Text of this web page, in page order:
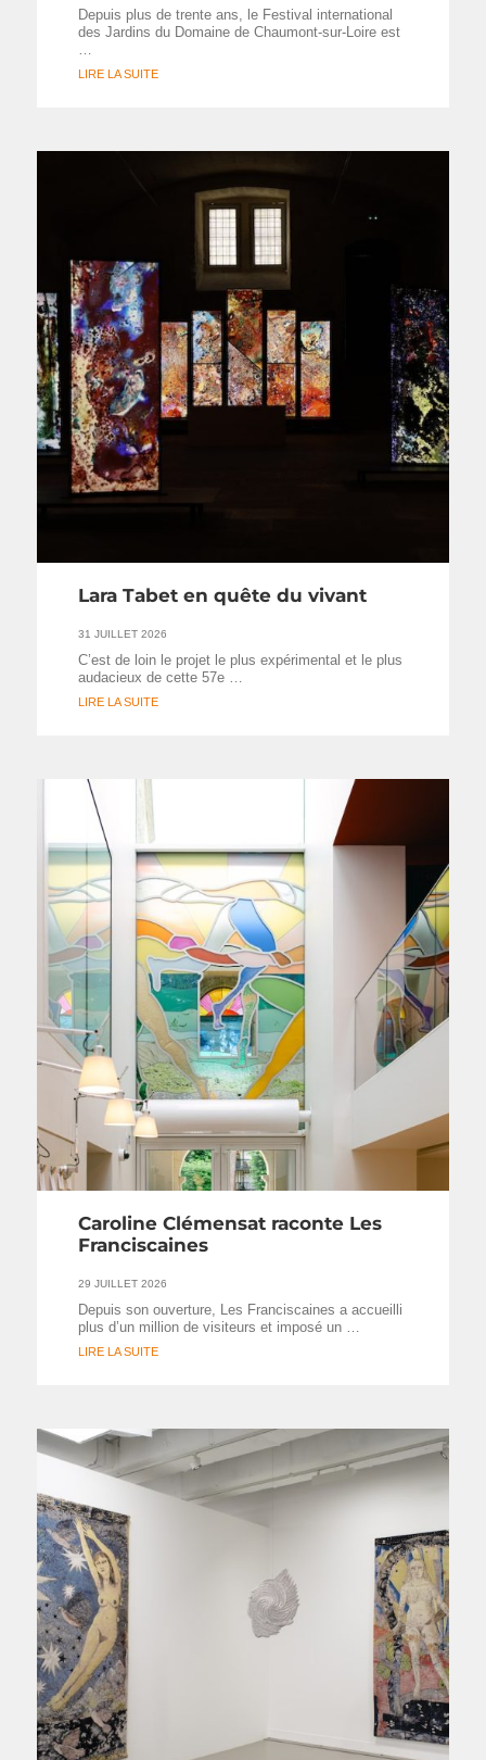
Depuis plus de trente ans, le Festival international
des Jardins du Domaine de Chaumont-sur-Loire est
LIRE LA SUITE
Lara Tabet en quête du vivant
31 JUILLET 2026
C’est de loin le projet le plus expérimental et le plus
audacieux de cette 57e …
LIRE LA SUITE
Caroline Clémensat raconte Les
Franciscaines
29 JUILLET 2026
Depuis son ouverture, Les Franciscaines a accueilli
plus d’un million de visiteurs et imposé un …
LIRE LA SUITE